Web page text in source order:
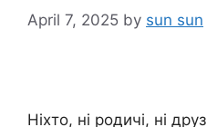
April 7, 2025 by sun sun
Ніхто, ні родичі, ні